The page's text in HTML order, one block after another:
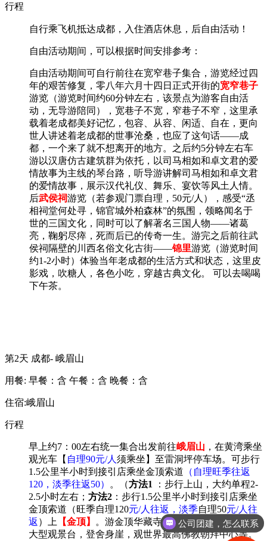
行程
自行乘飞机抵达成都，入住酒店休息， 后自由活动！
自由活动期间，可以根据时间安排参考：
自由活动期间可自行前往在宽窄巷子集合，游览经过四
年的艰苦修复，零八年六月十四日正式开街的宽窄巷子
游览（游览时间约60分钟左右，该景点为游客自由活
动，无导游陪同），宽巷子不宽，窄巷子不窄，这里承
载着老成都美好记忆，包容、从容、闲适、自在，更向
世人讲述着老成都的世事沧桑，也应了这句话——成
都，一个来了就不想离开的地方。之后约5分钟左右车
游以汉唐仿古建筑群为依托，以司马相如和卓文君的爱
情故事为主线的琴台路，听导游讲解司马相如和卓文君
的爱情故事，展示汉代礼仪、舞乐、宴饮等风土人情。
后武侯祠游览（若参观门票自理， 50元/人），感受“丞
相祠堂何处寻，锦官城外柏森林”的氛围，领略闻名于
世的三国文化，同时可以了解著名三国人物——诸葛
亮，鞠躬尽瘁，死而后已的传奇一生。游完之后前往武
侯祠隔壁的川西名俗文化古街——锦里游览（游览时间
约1-2小时） 体验当年老成都的生活方式和状态，这里皮
影戏，吹糖人，各色小吃，穿越古典文化。
可以去喝喝
下午茶。
第2天 成都- 峨眉山
用餐: 早餐：含 午餐：含 晚餐：含
住宿:峨眉山
行程
早上约7 ： 00左右统一集合出发前往峨眉山 ， 在黄湾乘坐
观光车【 自理90元/人 须乘坐 】至雷洞坪停车场。 可步行
1.5公里半小时到接引店乘坐金顶索道 （自理旺季往返
120，淡季往返50） 。 （方法1 ：步行上山，大约单程2-
2.5小时左右； 方法2 ：步行1.5公里半小时到接引店乘坐
金顶索道 （旺季自理120元/人往返 ，淡季自理50元/人往
返 ） 上 【金顶】 。 游金顶华藏寺，金殿，银殿，铜殿，
大型观景台 ， 登舍身崖，观世界最高佛教朝拜中心等。
公司团建，怎么联系